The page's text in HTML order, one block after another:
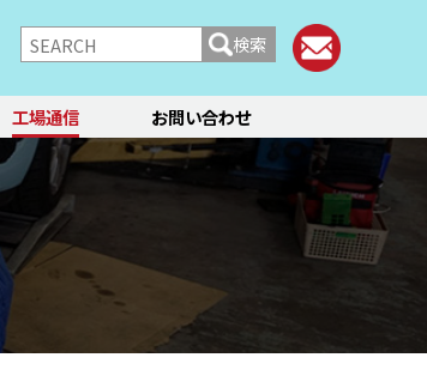
検索
オイル交換
12か月点検/24か月点検
ステージ3／リフレッシュ
ット／アバルト
ブレーキ
快適装備
レンタカー
工場通信 お問い合わせ